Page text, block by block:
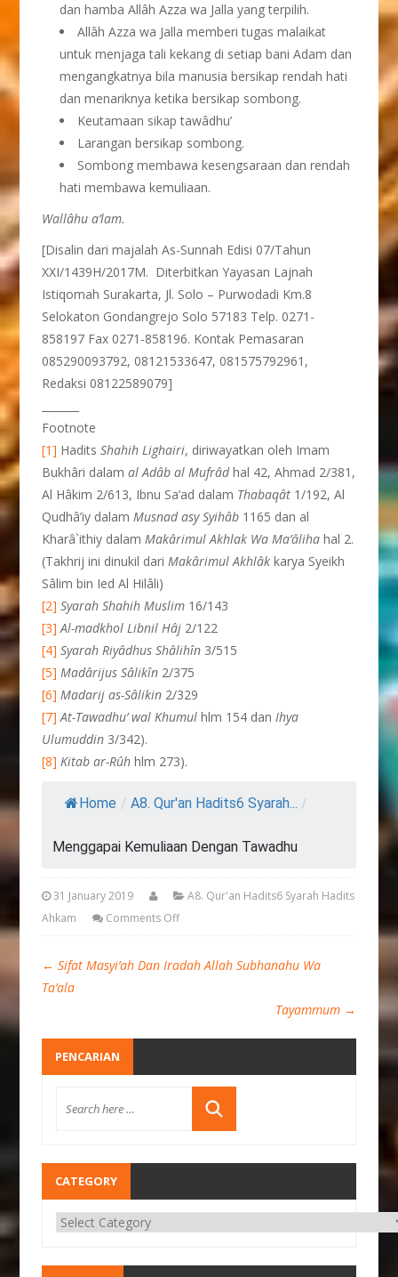
dan hamba Allâh Azza wa Jalla yang terpilih.
Allâh Azza wa Jalla memberi tugas malaikat
untuk menjaga tali kekang di setiap bani Adam dan
mengangkatnya bila manusia bersikap rendah hati
dan menariknya ketika bersikap sombong.
Keutamaan sikap tawâdhu’
Larangan bersikap sombong.
Sombong membawa kesengsaraan dan rendah
hati membawa kemuliaan.
Wallâhu a’lam.
[Disalin dari majalah As-Sunnah Edisi 07/Tahun
XXI/1439H/2017M. Diterbitkan Yayasan Lajnah
Istiqomah Surakarta, Jl. Solo – Purwodadi Km.8
Selokaton Gondangrejo Solo 57183 Telp. 0271-
858197 Fax 0271-858196. Kontak Pemasaran
085290093792, 08121533647, 081575792961,
Redaksi 08122589079]
Footnote
[1] HaditsShahih Lighairi, diriwayatkan oleh Imam
Bukhâri dalamal Adâb al Mufrâdhal 42, Ahmad 2/381,
Al Hâkim 2/613, Ibnu Sa’ad dalam Thabaqât 1/192, Al
Qudhâ’iy dalamMusnad asy Syihâb 1165 dan al
Kharâ`ithiy dalamMakârimul Akhlak Wa Ma’âliha hal 2.
(Takhrij ini dinukil dariMakârimul Akhlâk karya Syeikh
Sâlim bin Ied Al Hilâli)
[2] Syarah Shahih Muslim 16/143
[3] Al-madkhol Libnil Hâj 2/122
[4] Syarah Riyâdhus Shâlihîn 3/515
[5] Madârijus Sâlikîn 2/375
[6] Madarij as-Sâlikin 2/329
[7] At-Tawadhu’ wal Khumul hlm 154 danIhya
Ulumuddin 3/342).
[8] Kitab ar-Rûh hlm 273).
Home / A8. Qur'an Hadits6 Syarah... /
Menggapai Kemuliaan Dengan Tawadhu
31 January 2019
A8. Qur'an Hadits6 Syarah Hadits
Ahkam
Comments Off
← Sifat Masyi’ah Dan Iradah Allah Subhanahu Wa
Ta’ala
Tayammum →
PENCARIAN
CATEGORY